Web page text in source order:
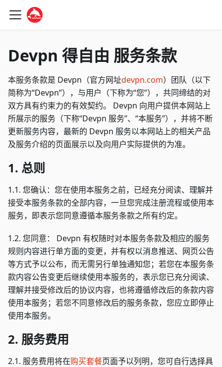
Devpn 得自由 服务条款
本服务条款是 Devpn（官方网址devpn.com）团队（以下
简称为“Devpn”），与用户（下称为“您”），共同缔结的对
双方具有约束力的有效契约。 Devpn 向用户提供本网站上
所展示的服务（下称“Devpn 服务”、“本服务”），并将不断
更新服务内容，最新的 Devpn 服务以本网站上的相关产品
及服务介绍的页面展示以及向用户实际提供的为准。
1. 总则
1.1. 您确认：您在使用本服务之前，已经充分阅读、理解并
接受本服务条款的全部内容，一旦您完成注册流程或使用本
服务，即表示您同意遵循本服务条款之所有约定。
1.2. 您同意： Devpn 有权随时对本服务条款及相应的服务
规则内容进行单方面的变更，并有权以消息推送、网页公告
等方式予以公布，而无需另行单独通知您；若您在本服务条
款内容公告变更后继续使用本服务的，表示您已充分阅读、
理解并接受修改后的协议内容，也将遵循修改后的条款内容
使用本服务；若您不同意修改后的服务条款，您应立即停止
使用本服务。
2. 服务费用
2.1. 服务费用将在购买套餐页面予以列明，您可自行选择具